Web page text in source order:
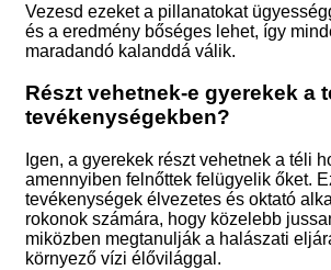
Vezesd ezeket a pillanatokat
és a eredmény bőséges lehet, így
maradandó kalanddá válik.
Részt vehetnek-e gyerekek a
tevékenységekben?
Igen, a gyerekek részt vehetnek a téli
amennyiben felnőttek felügyelik őket.
tevékenységek élvezetes és oktató
rokonok számára, hogy közelebb
miközben megtanulják a halászati
környező vízi élővilággal.